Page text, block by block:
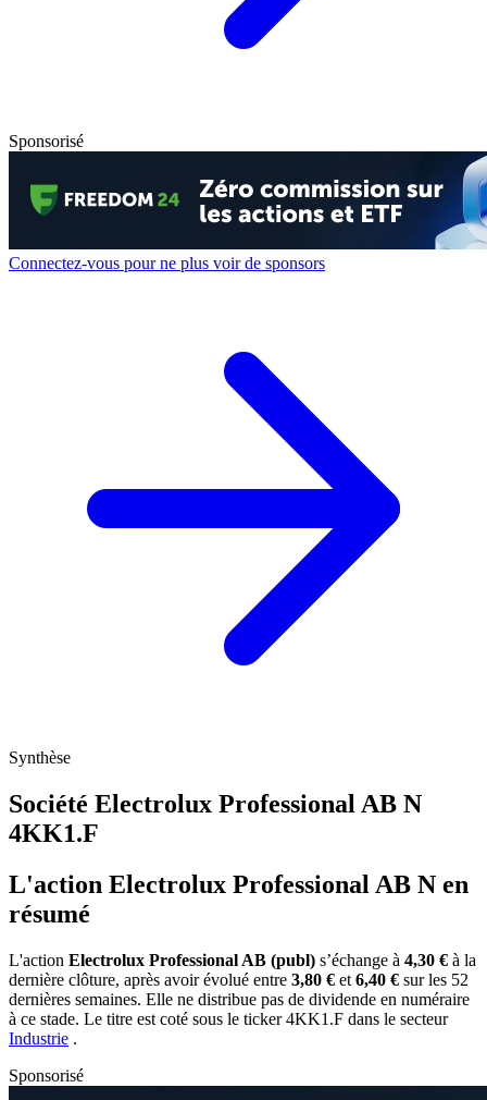
Sponsorisé
Connectez-vous pour ne plus voir de sponsors
Synthèse
Société Electrolux Professional AB N
4KK1.F
L'action Electrolux Professional AB N en
résumé
L'action Electrolux Professional AB (publ) s’échange à 4,30 € à la
dernière clôture, après avoir évolué entre 3,80 € et 6,40 € sur les 52
dernières semaines. Elle ne distribue pas de dividende en numéraire
à ce stade. Le titre est coté sous le ticker4KK1.F dans le secteur
Industrie .
Sponsorisé